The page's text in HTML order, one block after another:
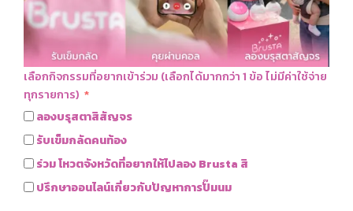
THE STORY BRUSTA
การเดินทางของ Brusta เริ่มต้นมาจากประสบการณ์จริง และการค้นพบปัญหา
ต่าง ๆ ที่คุณแม่หลังคลอดต้องเผชิญระหว่างการใช้เครื่องปั๊มนม ไม่ว่าจะทำ
ตามคำแนะนำของแพทย์อย่างเคร่งครัด หรือปฏิบัติตามเคล็ดลับและแนวทาง
ต่าง ๆ ที่บอกไว้สำหรับคุณแม่มือใหม่เพื่อให้ปั๊มนมได้อย่างถูกต้อง… แต่ท้าย
ช่วงการปั๊มน้ำนม และรอบปั๊มนมที่เหมาะสม
เลือกกิจกรรมที่อยากเข้าร่วม (เลือกได้มากกว่า 1 ข้อ ไม่มีค่าใช้จ่าย
ทุกรายการ)
ลองบรุสตาสิสัญจร
รับเข็มกลัดคนท้อง
ร่วม โหวตจังหวัดที่อยากให้ไปลอง Brusta สิ
ปรึกษาออนไลน์เกี่ยวกับปัญหาการปั๊มนม